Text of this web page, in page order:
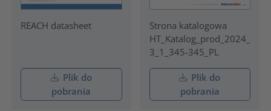
REACH datasheet
Plik do
pobrania
Strona katalogowa
HT_Katalog_prod_2024_
3_1_345-345_PL
Plik do
pobrania